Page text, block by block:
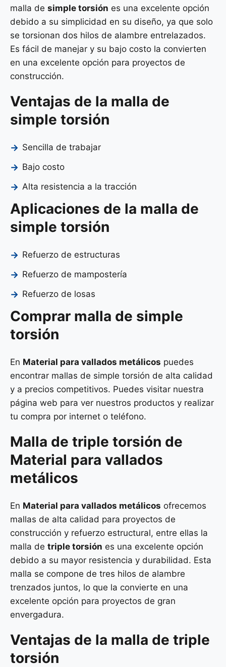
malla de simple torsión es una excelente opción
debido a su simplicidad en su diseño, ya que solo
se torsionan dos hilos de alambre entrelazados.
Es fácil de manejar y su bajo costo la convierten
en una excelente opción para proyectos de
construcción.
Ventajas de la malla de
simple torsión
Sencilla de trabajar
Bajo costo
Alta resistencia a la tracción
Aplicaciones de la malla de
simple torsión
Refuerzo de estructuras
Refuerzo de mampostería
Refuerzo de losas
Comprar malla de simple
torsión
En Material para vallados metálicos puedes
encontrar mallas de simple torsión de alta calidad
y a precios competitivos. Puedes visitar nuestra
página web para ver nuestros productos y realizar
tu compra por internet o teléfono.
Malla de triple torsión de
Material para vallados
metálicos
En Material para vallados metálicos ofrecemos
mallas de alta calidad para proyectos de
construcción y refuerzo estructural, entre ellas la
malla de triple torsión es una excelente opción
debido a su mayor resistencia y durabilidad. Esta
malla se compone de tres hilos de alambre
trenzados juntos, lo que la convierte en una
excelente opción para proyectos de gran
envergadura.
Ventajas de la malla de triple
torsión